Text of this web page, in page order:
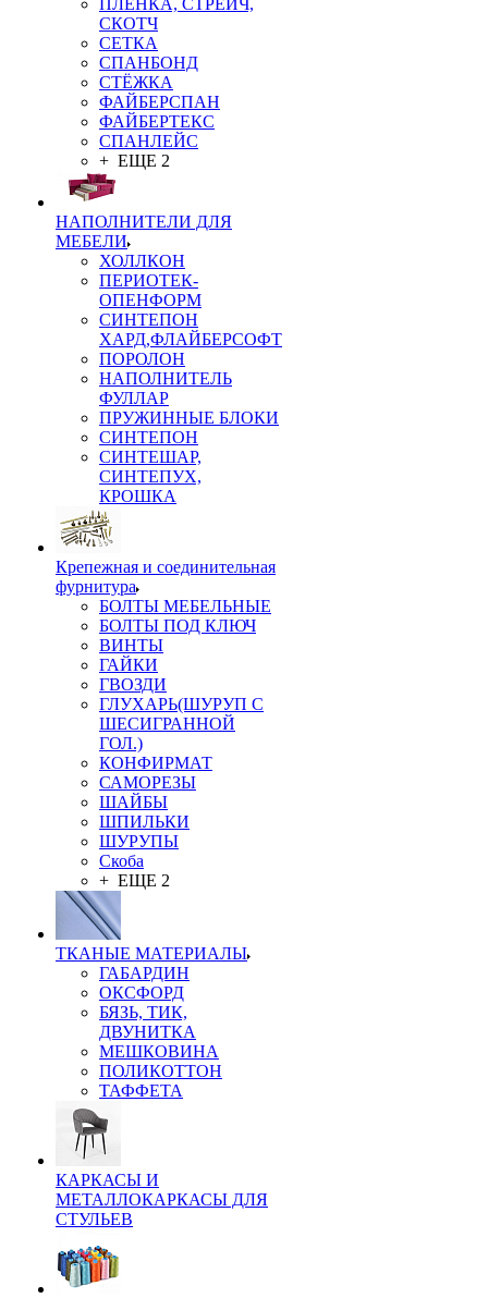
ПЛЁНКА, СТРЕЙЧ,
СКОТЧ
СЕТКА
СПАНБОНД
СТЁЖКА
ФАЙБЕРСПАН
ФАЙБЕРТЕКС
СПАНЛЕЙС
+ ЕЩЕ 2
НАПОЛНИТЕЛИ ДЛЯ
МЕБЕЛИ
ХОЛЛКОН
ПЕРИОТЕК-
ОПЕНФОРМ
СИНТЕПОН
ХАРД,ФЛАЙБЕРСОФТ
ПОРОЛОН
НАПОЛНИТЕЛЬ
ФУЛЛАР
ПРУЖИННЫЕ БЛОКИ
СИНТЕПОН
СИНТЕШАР,
СИНТЕПУХ,
КРОШКА
Крепежная и соединительная
фурнитура
БОЛТЫ МЕБЕЛЬНЫЕ
БОЛТЫ ПОД КЛЮЧ
ВИНТЫ
ГАЙКИ
ГВОЗДИ
ГЛУХАРЬ(ШУРУП С
ШЕСИГРАННОЙ
ГОЛ.)
КОНФИРМАТ
САМОРЕЗЫ
ШАЙБЫ
ШПИЛЬКИ
ШУРУПЫ
Скоба
+ ЕЩЕ 2
ТКАНЫЕ МАТЕРИАЛЫ
ГАБАРДИН
ОКСФОРД
БЯЗЬ, ТИК,
ДВУНИТКА
МЕШКОВИНА
ПОЛИКОТТОН
ТАФФЕТА
КАРКАСЫ И
МЕТАЛЛОКАРКАСЫ ДЛЯ
СТУЛЬЕВ